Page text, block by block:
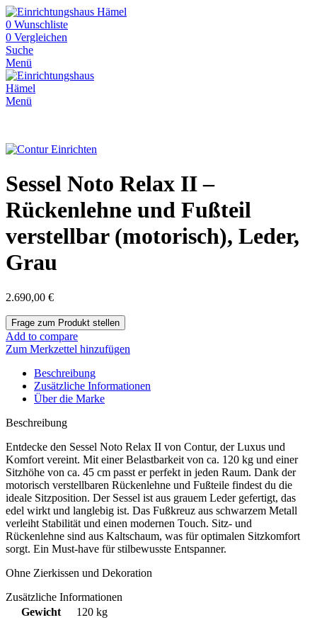
0 Wunschliste
0 Vergleichen
Suche
Menü
Menü
Sessel Noto Relax II –
Rückenlehne und Fußteil
verstellbar (motorisch), Leder,
Grau
2.690,00 €
Add to compare
Zum Merkzettel hinzufügen
Beschreibung
Zusätzliche Informationen
Über die Marke
Beschreibung
Entdecke den Sessel Noto Relax II von Contur, der Luxus und
Komfort vereint. Mit einer Belastbarkeit von ca. 120 kg und einer
Sitzhöhe von ca. 45 cm passt er perfekt in jeden Raum. Dank der
motorisch verstellbaren Rückenlehne und Fußteile findest du die
ideale Sitzposition. Der Sessel ist aus grauem Leder gefertigt, das
edel wirkt und langlebig ist. Das Fußkreuz aus schwarzem Metall
verleiht Stabilität und einen modernen Touch. Sitz- und
Rückenlehne sind aus Kaltschaum, was für optimalen Sitzkomfort
sorgt. Ein Must-have für stilbewusste Entspanner.
Ohne Zierkissen und Dekoration
Zusätzliche Informationen
Gewicht
120 kg